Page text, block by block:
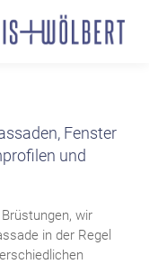
Fenster
und
wir
in der Regel